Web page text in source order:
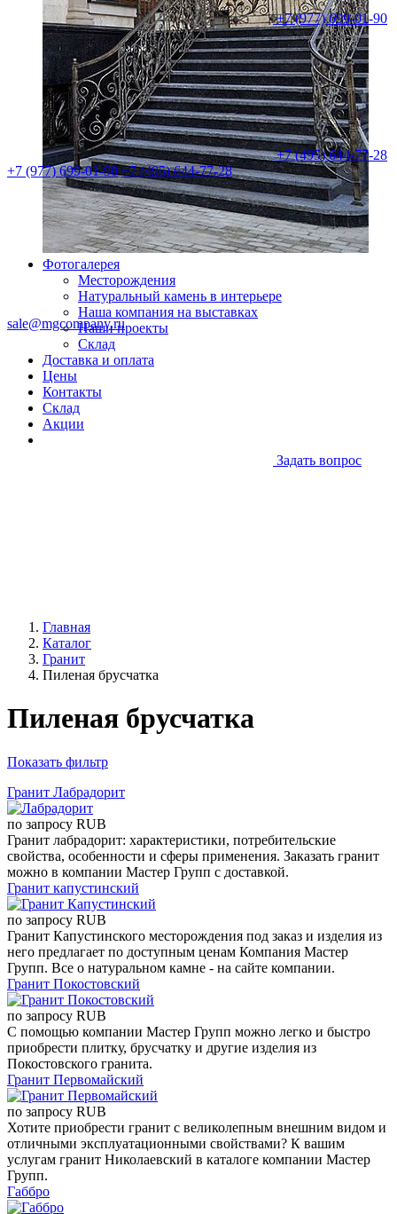
Фотогалерея
Месторождения
Натуральный камень в интерьере
Наша компания на выставках
Наши проекты
Склад
Доставка и оплата
Цены
Контакты
Склад
Акции
+7 (977) 699-01-90
+7 (495) 644-77-28
+7 (977) 699-01-90 +7 (495) 644-77-28
sale@mgcompany.ru
Задать вопрос
Главная
Каталог
Гранит
Пиленая брусчатка
Пиленая брусчатка
Показать фильтр
Гранит Лабрадорит
по запросу RUB
Гранит лабрадорит: характеристики, потребительские
свойства, особенности и сферы применения. Заказать гранит
можно в компании Мастер Групп с доставкой.
Гранит капустинский
по запросу RUB
Гранит Капустинского месторождения под заказ и изделия из
него предлагает по доступным ценам Компания Мастер
Групп. Все о натуральном камне - на сайте компании.
Гранит Покостовский
по запросу RUB
С помощью компании Мастер Групп можно легко и быстро
приобрести плитку, брусчатку и другие изделия из
Покостовского гранита.
Гранит Первомайский
по запросу RUB
Хотите приобрести гранит с великолепным внешним видом и
отличными эксплуатационными свойствами? К вашим
услугам гранит Николаевский в каталоге компании Мастер
Групп.
Габбро